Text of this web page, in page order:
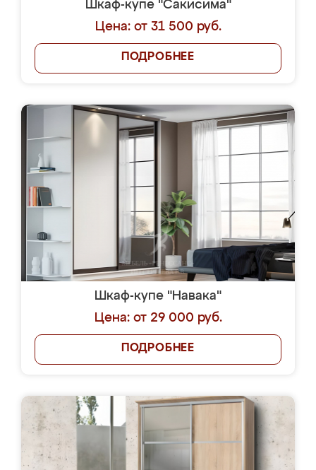
Шкаф-купе "Сакисима"
Цена: от 31 500 руб.
ПОДРОБНЕЕ
Шкаф-купе "Навака"
Цена: от 29 000 руб.
ПОДРОБНЕЕ